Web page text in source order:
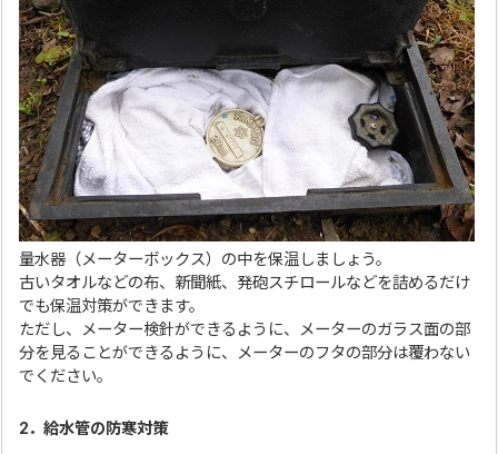
量水器（メーターボックス）の中を保温しましょう。
古いタオルなどの布、新聞紙、発砲スチロールなどを詰めるだけ
でも保温対策ができます。
ただし、メーター検針ができるように、メーターのガラス面の部
分を見ることができるように、メーターのフタの部分は覆わない
でください。
2．給水管の防寒対策